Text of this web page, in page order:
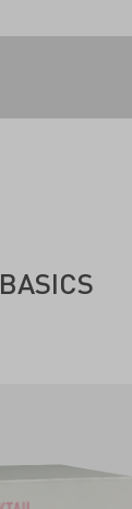
BASICS